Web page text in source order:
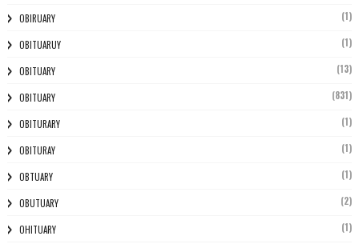
OBIRUARY (1)
OBITUARUY (1)
OBITUARY (13)
OBITUARY (831)
OBITURARY (1)
OBITURAY (1)
OBTUARY (1)
OBUTUARY (2)
OHITUARY (1)